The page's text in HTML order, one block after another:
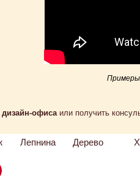
Примеры
дизайн-офиса или получить
Лепнина Дерево